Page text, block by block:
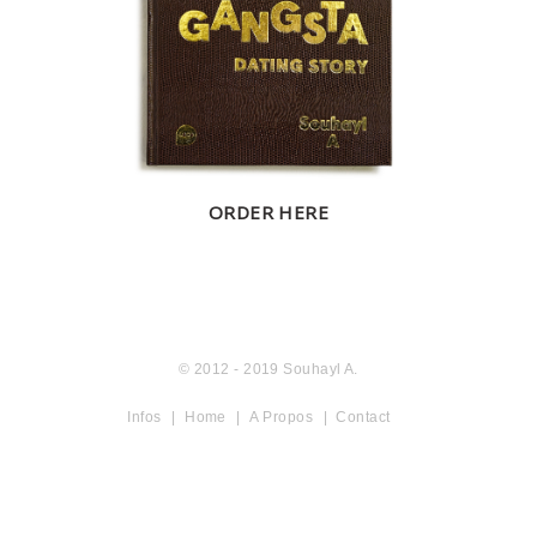
ACCUEIL
ORDER HERE
© 2012 - 2019 Souhayl A.
Infos Home A Propos Contact